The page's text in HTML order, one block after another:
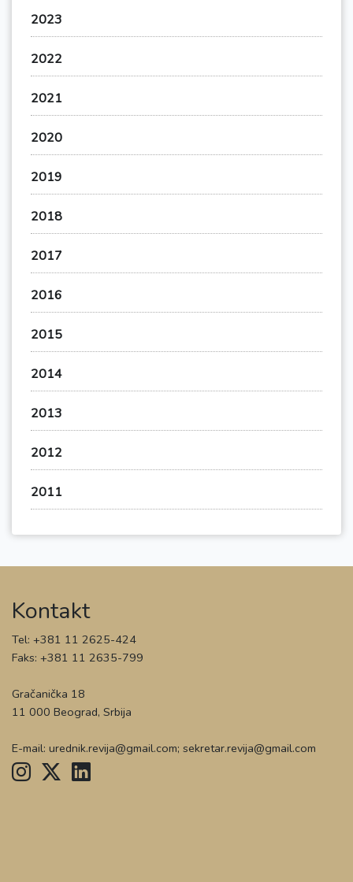
2023
2022
2021
2020
2019
2018
2017
2016
2015
2014
2013
2012
2011
Kontakt
Tel: +381 11 2625-424
Faks: +381 11 2635-799
Gračanička 18
11 000 Beograd, Srbija
E-mail: urednik.revija@gmail.com; sekretar.revija@gmail.com